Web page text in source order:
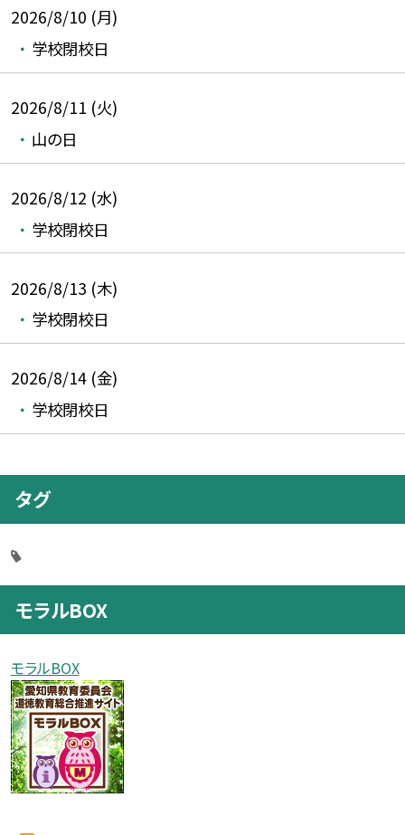
2026/8/10 (月)
学校閉校日
2026/8/11 (火)
山の日
2026/8/12 (水)
学校閉校日
2026/8/13 (木)
学校閉校日
2026/8/14 (金)
学校閉校日
タグ
モラルBOX
モラルBOX